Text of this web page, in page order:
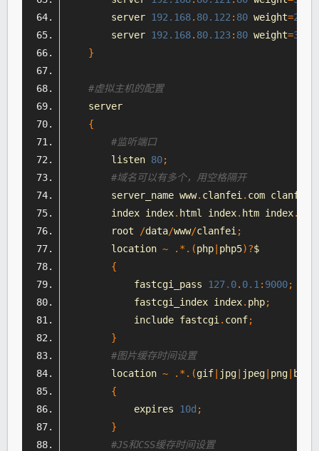
        server
192.168. 80.122 : 80 weight=2
        server
192.168. 80.123: 80 weight=3
}
#虚拟主机的配置
    server
{
#监听端口
        listen
80;
#域名可以有多个，用空格隔开
        server_name www
. clanfei . com clanfei
        index index
. html index. htm index.
        root
/data/www/clanfei ;
        location
~ .*.(php php5)?$
{
            fastcgi_pass
127.0. 0.1 : 9000;
            fastcgi_index index
. php;
            include fastcgi
. conf;
}
#图片缓存时间设置
        location
~ .*.(gif jpg jpeg png bmp
{
            expires
10d ;
}
#JS和CSS缓存时间设置